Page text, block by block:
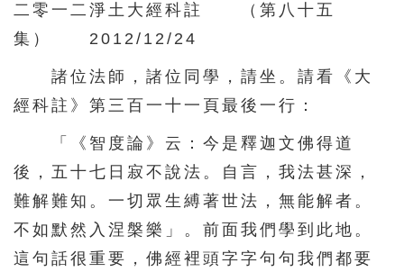
117 118 119
141 142 143 144 145
146 147 148 149 150
151 152 153 154 155
二零一二淨土大經科註 （第八十五
集） 2012/12/24
諸位法師，諸位同學，請坐。請看《大
經科註》第三百一十一頁最後一行：
「《智度論》云：今是釋迦文佛得道
後，五十七日寂不說法。自言，我法甚深，
難解難知。一切眾生縛著世法，無能解者。
不如默然入涅槃樂」。前面我們學到此地。
這句話很重要，佛經裡頭字字句句我們都要